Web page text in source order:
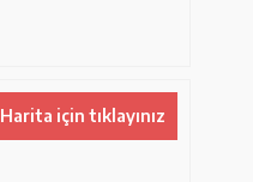
Harita için tıklayınız